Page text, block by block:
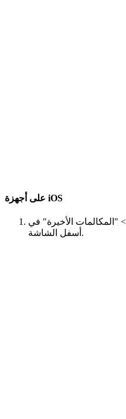
على أجهزة iOS
"المكالمات الأخيرة" في
أسفل الشاشة.